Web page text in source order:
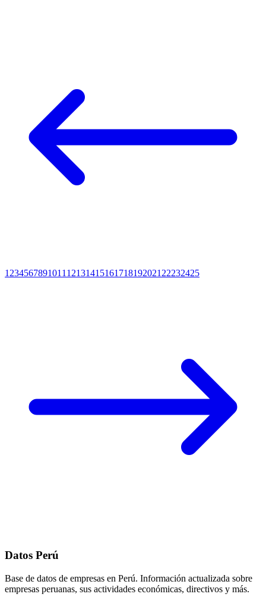
1 234567891011 12131415161718192021 22232425
Datos Perú
Base de datos de empresas en Perú. Información actualizada sobre
empresas peruanas, sus actividades económicas, directivos y más.